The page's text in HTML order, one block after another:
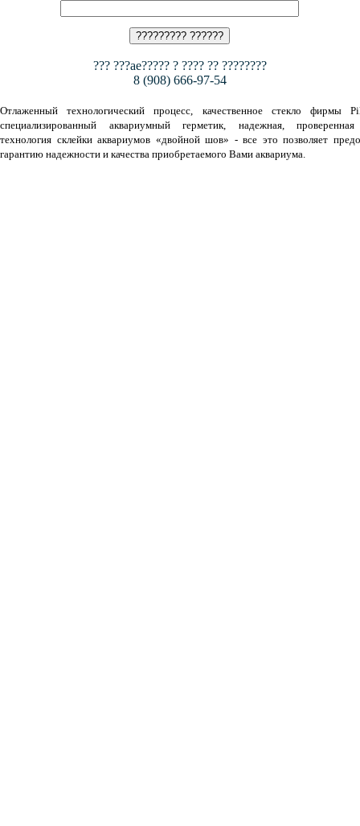
??? ???ae????? ? ???? ?? ????????
8 (908) 666-97-54
Отлаженный технологический процесс, качественное стекло фирмы
специализированный аквариумный герметик, надежная,
технология склейки аквариумов «двойной шов» - все это позволяет
гарантию надежности и качества приобретаемого Вами аквариума.